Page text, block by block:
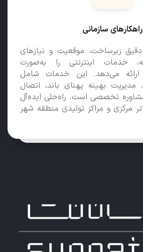
راهکارهای سازمانی
زیرساخت، موقعیت و نیازهای
خدمات اینترنتی را به‌صورت
ارائه می‌دهد. این خدمات شامل
بهینه پهنای باند، اتصال
تخصصی است. راه‌حلی ایده‌آل
مرکزی و مراکز تولیدی منطقه شهر